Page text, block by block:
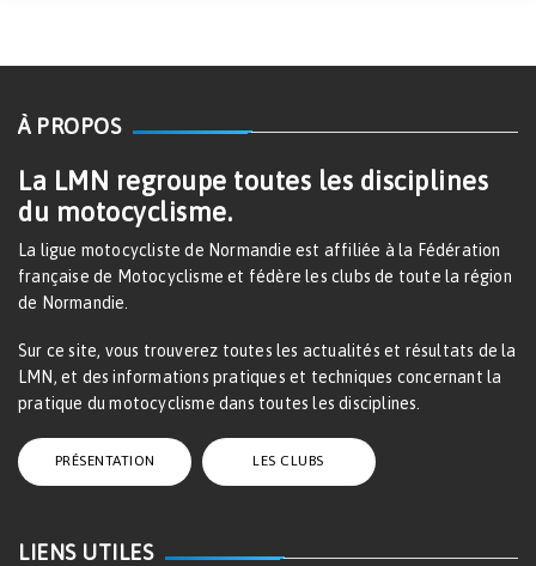
À PROPOS
La LMN regroupe toutes les disciplines
du motocyclisme.
La ligue motocycliste de Normandie est affiliée à la Fédération
française de Motocyclisme et fédère les clubs de toute la région
de Normandie.
Sur ce site, vous trouverez toutes les actualités et résultats de la
LMN, et des informations pratiques et techniques concernant la
pratique du motocyclisme dans toutes les disciplines.
PRÉSENTATION LES CLUBS
LIENS UTILES